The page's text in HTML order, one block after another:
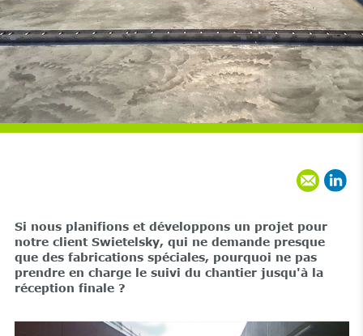
Si nous planifions et développons un projet pour
notre client Swietelsky, qui ne demande presque
que des fabrications spéciales, pourquoi ne pas
prendre en charge le suivi du chantier jusqu'à la
réception finale ?